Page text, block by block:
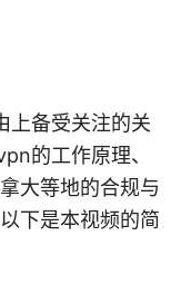
上备受关注的关
的工作原理、
大等地的合规与
下是本视频的简